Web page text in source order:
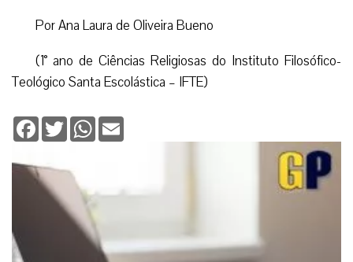
Por Ana Laura de Oliveira Bueno
(1° ano de Ciências Religiosas do Instituto Filosófico-
Teológico Santa Escolástica – IFTE)
Facebook
TwitterWhatsApp